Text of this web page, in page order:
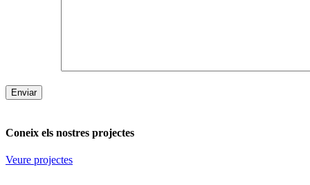
Coneix els nostres projectes
Veure projectes